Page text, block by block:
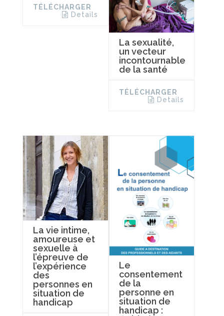
TÉLÉCHARGER
Details
La sexualité,
un vecteur
incontournable
de la santé
TÉLÉCHARGER
Details
La vie intime,
amoureuse et
sexuelle à
l’épreuve de
l’expérience
des
personnes en
situation de
handicap
Le
consentement
de la
personne en
situation de
handicap :